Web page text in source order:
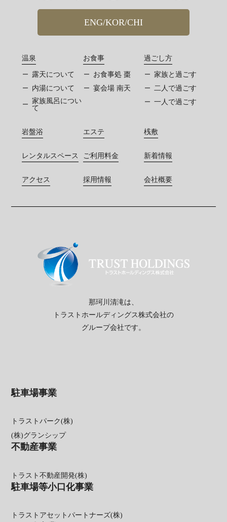
温泉
露天について
内湯について
家族風呂につい
て
お食事
お食事処 棗
宴会場 南天
過ごし方
家族と過ごす
二人で過ごす
一人で過ごす
ENG/KOR/CHI
岩盤浴 エステ 桟敷
レンタルスペース ご利用料金 新着情報
アクセス 採用情報 会社概要
那珂川清滝は、
トラストホールディングス株式会社の
グループ会社です。
駐車場事業
トラストパーク(株)
(株)グランシップ
不動産事業
トラスト不動産開発(株)
駐車場等小口化事業
トラストアセットパートナーズ(株)